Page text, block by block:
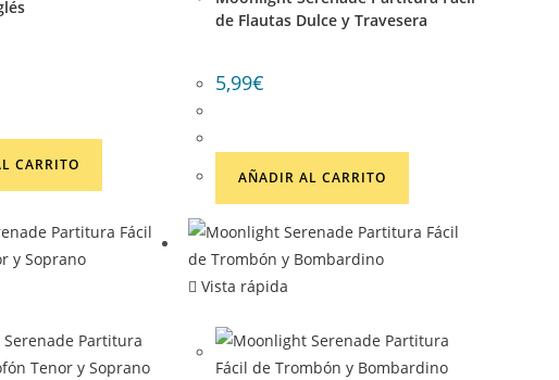
CARRITO
de Flautas Dulce y Travesera
5,99€
AÑADIR AL CARRITO
Vista rápida